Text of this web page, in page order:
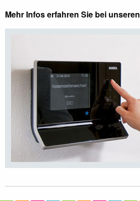
Mehr Infos erfahren Sie bei unseren